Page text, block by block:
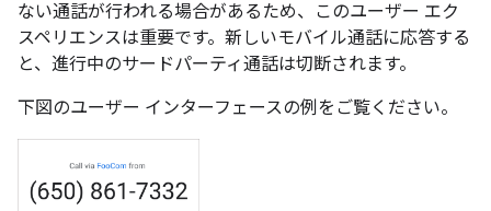
ない通話が行われる場合があるため、このユーザー エク
スペリエンスは重要です。新しいモバイル通話に応答する
と、進行中のサードパーティ通話は切断されます。
下図のユーザー インターフェースの例をご覧ください。